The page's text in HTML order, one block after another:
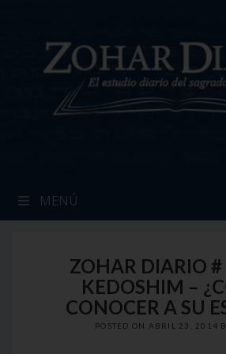
MENÚ
ZOHAR DIARIO
KEDOSHIM –
CONOCER A SU
POSTED ON ABRIL 23, 2014